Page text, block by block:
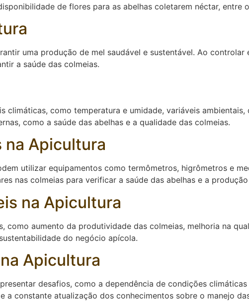
de flores para as abelhas coletarem néctar, entre
uma produção de mel saudável e sustentável. Ao controlar
a saúde das colmeias.
como temperatura e umidade, variáveis ambientais,
como a saúde das abelhas e a qualidade das colmeias.
na Apicultura
utilizar equipamentos como termômetros, higrômetros e
nas colmeias para verificar a saúde das abelhas e a
na Apicultura
aumento da produtividade das colmeias, melhoria na
do negócio apícola.
Apicultura
desafios, como a dependência de condições
constante atualização dos conhecimentos sobre o manejo